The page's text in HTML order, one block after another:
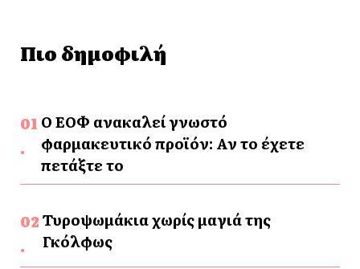
Πιο δημοφιλή
Ο ΕΟΦ ανακαλεί γνωστό
φαρμακευτικό προϊόν: Αν το έχετε
πετάξτε το
Τυροψωμάκια χωρίς μαγιά της
Γκόλφως